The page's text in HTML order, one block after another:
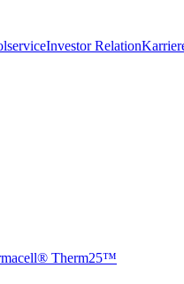
Investor Relation
Therm25™